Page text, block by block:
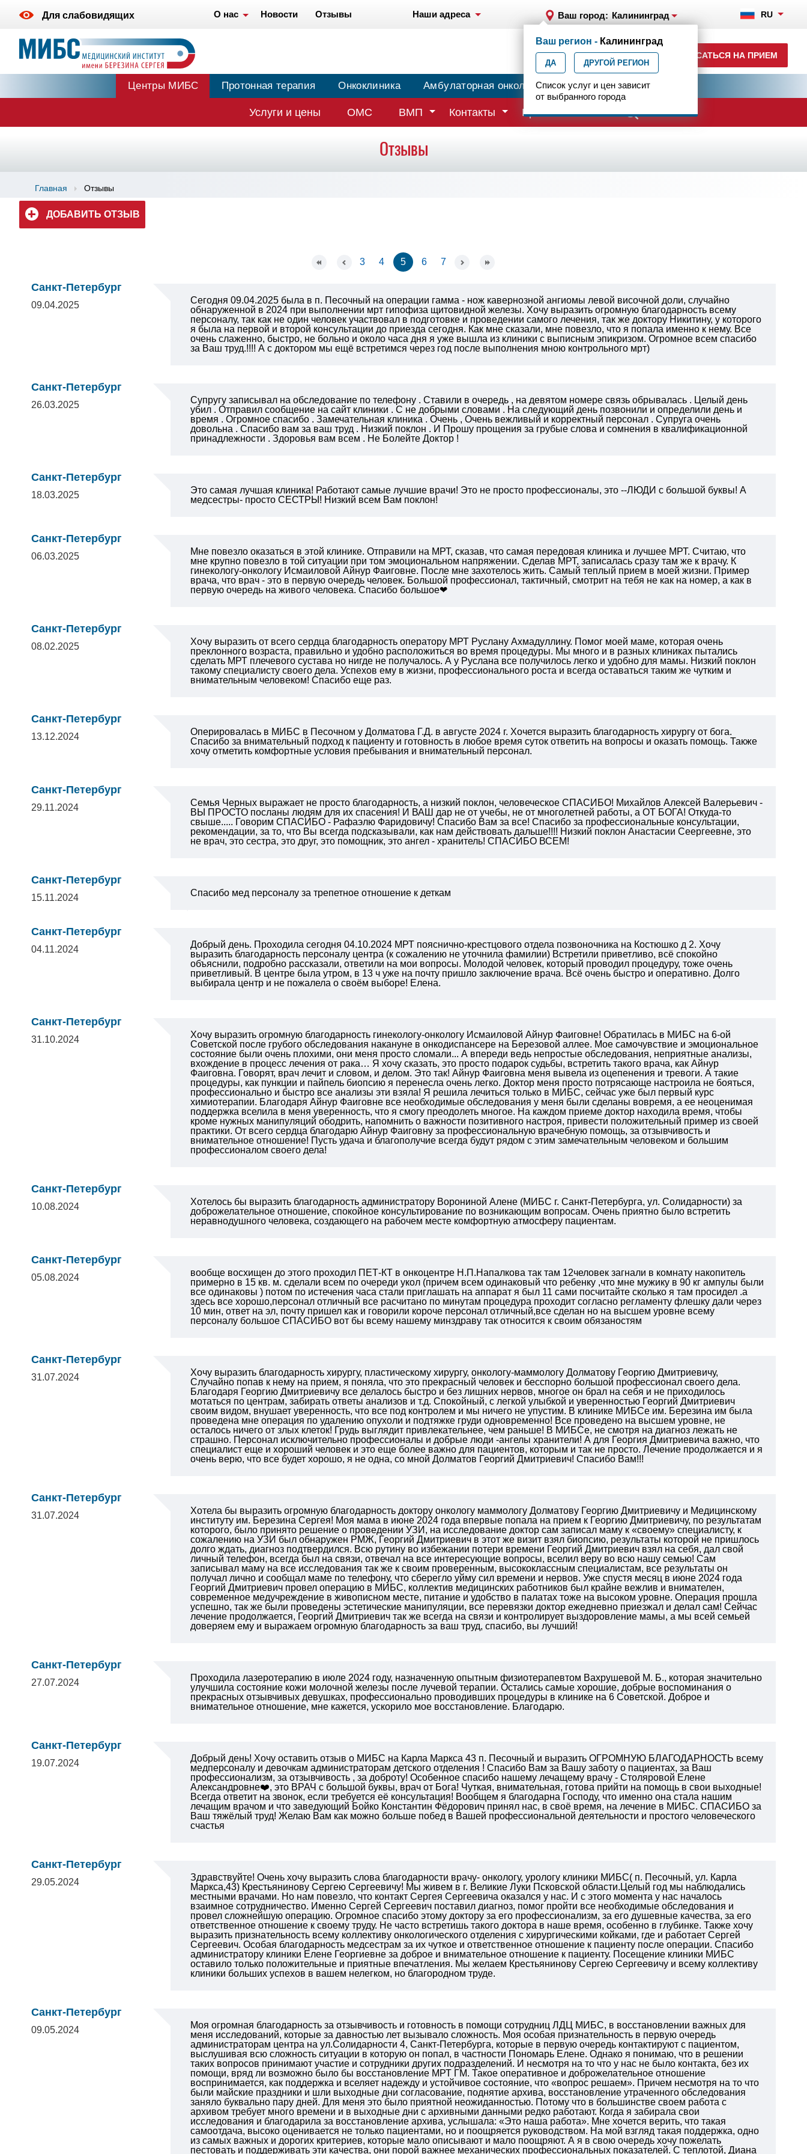
Для слабовидящих О нас Новости Отзывы Наши адреса Ваш город: Калининград RU
+7 (4012) 957-300
ежедн. 7.00-23.00
ЗАПИСАТЬСЯ НА ПРИЕМ
Ваш регион - Калининград
ДА ДРУГОЙ РЕГИОН
Список услуг и цен зависит
от выбранного города
Центры МИБС Протонная терапия Онкоклиника Амбулаторная онкология Центр эпилептологии
Услуги и цены ОМС ВМП Контакты Врачи
Отзывы
Главная Отзывы
ДОБАВИТЬ ОТЗЫВ
3 4 5 6 7
Санкт-Петербург
09.04.2025
Сегодня 09.04.2025 была в п. Песочный на операции гамма - нож кавернозной ангиомы левой височной доли, случайно
обнаруженной в 2024 при выполнении мрт гипофиза щитовидной железы. Хочу выразить огромную благодарность всему
персоналу, так как не один человек участвовал в подготовке и проведении самого лечения, так же доктору Никитину, у которого
я была на первой и второй консультации до приезда сегодня. Как мне сказали, мне повезло, что я попала именно к нему. Все
очень слаженно, быстро, не больно и около часа дня я уже вышла из клиники с выписным эпикризом. Огромное всем спасибо
за Ваш труд.!!!! А с доктором мы ещё встретимся через год после выполнения мною контрольного мрт)
Санкт-Петербург
26.03.2025
Супругу записывал на обследование по телефону . Ставили в очередь , на девятом номере связь обрывалась . Целый день
убил . Отправил сообщение на сайт клиники . С не добрыми словами . На следующий день позвонили и определили день и
время . Огромное спасибо . Замечательная клиника . Очень , Очень вежливый и корректный персонал . Супруга очень
довольна . Спасибо вам за ваш труд . Низкий поклон . И Прошу прощения за грубые слова и сомнения в квалификационной
принадлежности . Здоровья вам всем . Не Болейте Доктор !
Санкт-Петербург
18.03.2025
Это самая лучшая клиника! Работают самые лучшие врачи! Это не просто профессионалы, это --ЛЮДИ с большой буквы! А
медсестры- просто СЕСТРЫ! Низкий всем Вам поклон!
Санкт-Петербург
06.03.2025
Мне повезло оказаться в этой клинике. Отправили на МРТ, сказав, что самая передовая клиника и лучшее МРТ. Считаю, что
мне крупно повезло в той ситуации при том эмоциональном напряжении. Сделав МРТ, записалась сразу там же к врачу. К
гинекологу-онкологу Исмаиловой Айнур Фаиговне. После мне захотелось жить. Самый теплый прием в моей жизни. Пример
врача, что врач - это в первую очередь человек. Большой профессионал, тактичный, смотрит на тебя не как на номер, а как в
первую очередь на живого человека. Спасибо большое❤
Санкт-Петербург
08.02.2025
Хочу выразить от всего сердца благодарность оператору МРТ Руслану Ахмадуллину. Помог моей маме, которая очень
преклонного возраста, правильно и удобно расположиться во время процедуры. Мы много и в разных клиниках пытались
сделать МРТ плечевого сустава но нигде не получалось. А у Руслана все получилось легко и удобно для мамы. Низкий поклон
такому специалисту своего дела. Успехов ему в жизни, профессионального роста и всегда оставаться таким же чутким и
внимательным человеком! Спасибо еще раз.
Санкт-Петербург
13.12.2024 Оперировалась в МИБС в Песочном у Долматова Г.Д. в августе 2024 г. Хочется выразить благодарность хирургу от бога.
Спасибо за внимательный подход к пациенту и готовность в любое время суток ответить на вопросы и оказать помощь. Также
хочу отметить комфортные условия пребывания и внимательный персонал.
Санкт-Петербург
29.11.2024
Семья Черных выражает не просто благодарность, а низкий поклон, человеческое СПАСИБО! Михайлов Алексей Валерьевич -
ВЫ ПРОСТО посланы людям для их спасения! И ВАШ дар не от учебы, не от многолетней работы, а ОТ БОГА! Откуда-то
свыше..... Говорим СПАСИБО - Рафаэлю Фаридовичу! Спасибо Вам за все! Спасибо за профессиональные консультации,
рекомендации, за то, что Вы всегда подсказывали, как нам действовать дальше!!!! Низкий поклон Анастасии Сеергеевне, это
не врач, это сестра, это друг, это помощник, это ангел - хранитель! СПАСИБО ВСЕМ!
Санкт-Петербург
15.11.2024 Спасибо мед персоналу за трепетное отношение к деткам
Санкт-Петербург
04.11.2024
Добрый день. Проходила сегодня 04.10.2024 МРТ пояснично-крестцового отдела позвоночника на Костюшко д 2. Хочу
выразить благодарность персоналу центра (к сожалению не уточнила фамилии) Встретили приветливо, всё спокойно
объяснили, подробно рассказали, ответили на мои вопросы. Молодой человек, который проводил процедуру, тоже очень
приветливый. В центре была утром, в 13 ч уже на почту пришло заключение врача. Всё очень быстро и оперативно. Долго
выбирала центр и не пожалела о своём выборе! Елена.
Санкт-Петербург
31.10.2024
Хочу выразить огромную благодарность гинекологу-онкологу Исмаиловой Айнур Фаиговне! Обратилась в МИБС на 6-ой
Советской после грубого обследования накануне в онкодиспансере на Березовой аллее. Мое самочувствие и эмоциональное
состояние были очень плохими, они меня просто сломали... А впереди ведь непростые обследования, неприятные анализы,
вхождение в процесс лечения от рака… Я хочу сказать, это просто подарок судьбы, встретить такого врача, как Айнур
Фаиговна. Говорят, врач лечит и словом, и делом. Это так! Айнур Фаиговна меня вывела из оцепенения и тревоги. А такие
процедуры, как пункции и пайпель биопсию я перенесла очень легко. Доктор меня просто потрясающе настроила не бояться,
профессионально и быстро все анализы эти взяла! Я решила лечиться только в МИБС, сейчас уже был первый курс
химиотерапии. Благодаря Айнур Фаиговне все необходимые обследования у меня были сделаны вовремя, а ее неоценимая
поддержка вселила в меня уверенность, что я смогу преодолеть многое. На каждом приеме доктор находила время, чтобы
кроме нужных манипуляций ободрить, напомнить о важности позитивного настроя, привести положительный пример из своей
практики. От всего сердца благодарю Айнур Фаиговну за профессиональную врачебную помощь, за отзывчивость и
внимательное отношение! Пусть удача и благополучие всегда будут рядом с этим замечательным человеком и большим
профессионалом своего дела!
Санкт-Петербург
10.08.2024
Хотелось бы выразить благодарность администратору Ворониной Алене (МИБС г. Санкт-Петербурга, ул. Солидарности) за
доброжелательное отношение, спокойное консультирование по возникающим вопросам. Очень приятно было встретить
неравнодушного человека, создающего на рабочем месте комфортную атмосферу пациентам.
Санкт-Петербург
05.08.2024
вообще восхищен до этого проходил ПЕТ-КТ в онкоцентре Н.П.Напалкова так там 12человек загнали в комнату накопитель
примерно в 15 кв. м. сделали всем по очереди укол (причем всем одинаковый что ребенку ,что мне мужику в 90 кг ампулы были
все одинаковы ) потом по истечения часа стали приглашать на аппарат я был 11 сами посчитайте сколько я там просидел .а
здесь все хорошо,персонал отличный все расчитано по минутам процедура проходит согласно регламенту флешку дали через
10 мин, ответ на эл, почту пришел как и говорили короче персонал отличный,все сделан но на высшем уровне всему
персоналу большое СПАСИБО вот бы всему нашему минздраву так относится к своим обязаностям
Санкт-Петербург
31.07.2024
Хочу выразить благодарность хирургу, пластическому хирургу, онкологу-маммологу Долматову Георгию Дмитриевичу,
Случайно попав к нему на прием, я поняла, что это прекрасный человек и бесспорно большой профессионал своего дела.
Благодаря Георгию Дмитриевичу все делалось быстро и без лишних нервов, многое он брал на себя и не приходилось
мотаться по центрам, забирать ответы анализов и т.д. Спокойный, с легкой улыбкой и уверенностью Георгий Дмитриевич
своим видом, внушает уверенность, что все под контролем и мы ничего не упустим. В клинике МИБСе им. Березина им была
проведена мне операция по удалению опухоли и подтяжке груди одновременно! Все проведено на высшем уровне, не
осталось ничего от злых клеток! Грудь выглядит привлекательнее, чем раньше! В МИБСе, не смотря на диагноз лежать не
страшно. Персонал исключительно профессионалы и добрые люди -ангелы хранители! А для Георгия Дмитриевича важно, что
специалист еще и хороший человек и это еще более важно для пациентов, которым и так не просто. Лечение продолжается и я
очень верю, что все будет хорошо, я не одна, со мной Долматов Георгий Дмитриевич! Спасибо Вам!!!
Санкт-Петербург
31.07.2024
Хотела бы выразить огромную благодарность доктору онкологу маммологу Долматову Георгию Дмитриевичу и Медицинскому
институту им. Березина Сергея! Моя мама в июне 2024 года впервые попала на прием к Георгию Дмитриевичу, по результатам
которого, было принято решение о проведении УЗИ, на исследование доктор сам записал маму к «своему» специалисту, к
сожалению на УЗИ был обнаружен РМЖ, Георгий Дмитриевич в этот же визит взял биопсию, результаты которой не пришлось
долго ждать, диагноз подтвердился. Всю рутину во избежании потери времени Георгий Дмитриевич взял на себя, дал свой
личный телефон, всегда был на связи, отвечал на все интересующие вопросы, вселил веру во всю нашу семью! Сам
записывал маму на все исследования так же к своим проверенным, высококлассным специалистам, все результаты он
получал лично и сообщал маме по телефону, что сберегло уйму сил времени и нервов. Уже спустя месяц в июне 2024 года
Георгий Дмитриевич провел операцию в МИБС, коллектив медицинских работников был крайне вежлив и внимателен,
современное медучреждение в живописном месте, питание и удобство в палатах тоже на высоком уровне. Операция прошла
успешно, так же были проведены эстетические манипуляции, все перевязки доктор ежедневно приезжал и делал сам! Сейчас
лечение продолжается, Георгий Дмитриевич так же всегда на связи и контролирует выздоровление мамы, а мы всей семьей
доверяем ему и выражаем огромную благодарность за ваш труд, спасибо, вы лучший!
Санкт-Петербург
27.07.2024
Проходила лазеротерапию в июле 2024 году, назначенную опытным физиотерапевтом Вахрушевой М. Б., которая значительно
улучшила состояние кожи молочной железы после лучевой терапии. Остались самые хорошие, добрые воспоминания о
прекрасных отзывчивых девушках, профессионально проводивших процедуры в клинике на 6 Советской. Доброе и
внимательное отношение, мне кажется, ускорило мое восстановление. Благодарю.
Санкт-Петербург
19.07.2024
Добрый день! Хочу оставить отзыв о МИБС на Карла Маркса 43 п. Песочный и выразить ОГРОМНУЮ БЛАГОДАРНОСТЬ всему
медперсоналу и девочкам администраторам детского отделения ! Спасибо Вам за Вашу заботу о пациентах, за Ваш
профессионализм, за отзывчивость , за доброту! Особенное спасибо нашему лечащему врачу - Столяровой Елене
Александровне❤️, это ВРАЧ с большой буквы, врач от Бога! Чуткая, внимательная, готова прийти на помощь в свои выходные!
Всегда ответит на звонок, если требуется её консультация! Вообщем я благодарна Господу, что именно она стала нашим
лечащим врачом и что заведующий Бойко Константин Фёдорович принял нас, в своё время, на лечение в МИБС. СПАСИБО за
Ваш тяжёлый труд! Желаю Вам как можно больше побед в Вашей профессиональной деятельности и простого человеческого
счастья
Санкт-Петербург
29.05.2024
Здравствуйте! Очень хочу выразить слова благодарности врачу- онкологу, урологу клиники МИБС( п. Песочный, ул. Карла
Маркса,43) Крестьянинову Сергею Сергеевичу! Мы живем в г. Великие Луки Псковской области.Целый год мы наблюдались
местными врачами. Но нам повезло, что контакт Сергея Сергеевича оказался у нас. И с этого момента у нас началось
взаимное сотрудничество. Именно Сергей Сергеевич поставил диагноз, помог пройти все необходимые обследования и
провел сложнейшую операцию. Огромное спасибо этому доктору за его профессионализм, за его душевные качества, за его
ответственное отношение к своему труду. Не часто встретишь такого доктора в наше время, особенно в глубинке. Также хочу
выразить признательность всему коллективу онкологического отделения с хирургическими койками, где и работает Сергей
Сергеевич. Особая благодарность медсестрам за их чуткое и ответственное отношение к пациенту после операции. Спасибо
администратору клиники Елене Георгиевне за доброе и внимательное отношение к пациенту. Посещение клиники МИБС
оставило только положительные и приятные впечатления. Мы желаем Крестьянинову Сергею Сергеевичу и всему коллективу
клиники больших успехов в вашем нелегком, но благородном труде.
Санкт-Петербург
09.05.2024
Моя огромная благодарность за отзывчивость и готовность в помощи сотрудниц ЛДЦ МИБС, в восстановлении важных для
меня исследований, которые за давностью лет вызывало сложность. Моя особая признательность в первую очередь
администраторам центра на ул.Солидарности 4, Санкт-Петербурга, которые в первую очередь контактируют с пациентом,
выслушивая всю сложность ситуации в которую он попал, в частности Пономарь Елене. Однако я понимаю, что в решении
таких вопросов принимают участие и сотрудники других подразделений. И несмотря на то что у нас не было контакта, без их
помощи, вряд ли возможно было бы восстановление МРТ ГМ. Такое оперативное и доброжелательное отношение
воспринимается, как поддержка и вселяет надежду и устойчивое состояние, что «вопрос решаем». Причем несмотря на то что
были майские праздники и шли выходные дни согласование, поднятие архива, восстановление утраченного обследования
заняло буквально пару дней. Для меня это было приятной неожиданностью. Потому что в большинстве своем работа с
архивом требует много времени и в выходные дни с архивными данными редко работают. Когда я забирала свои
исследования и благодарила за восстановление архива, услышала: «Это наша работа». Мне хочется верить, что такая
самоотдача, высоко оценивается не только пациентами, но и поощряется руководством. На мой взгляд такая поддержка, одно
из самых важных и дорогих критериев, которые мало описывают и мало поощряют. А я в свою очередь хочу пожелать
пестовать и поддерживать эти качества, они порой важнее механических профессиональных показателей. С теплотой, Диана